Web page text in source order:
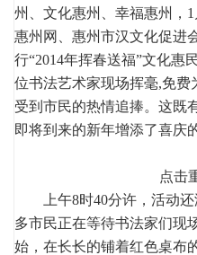
州、文化惠州、幸福惠州，
惠州网、惠州市汉文化促进
行“2014年挥春送福”文化惠
位书法艺术家现场挥毫,免费
受到市民的热情追捧。这既
即将到来的新年增添了喜庆
点击
上午8时40分许，活动还
多市民正在等待书法家们现
始，在长长的铺着红色桌布